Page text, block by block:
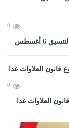
0
0
العلاوات غدا